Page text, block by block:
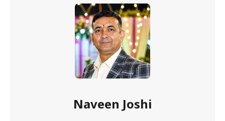
Naveen Joshi